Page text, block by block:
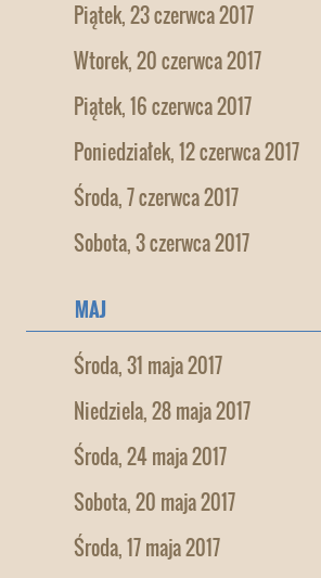
Piątek, 23 czerwca 2017
Wtorek, 20 czerwca 2017
Piątek, 16 czerwca 2017
Poniedziałek, 12 czerwca 2017
Środa, 7 czerwca 2017
Sobota, 3 czerwca 2017
MAJ
Środa, 31 maja 2017
Niedziela, 28 maja 2017
Środa, 24 maja 2017
Sobota, 20 maja 2017
Środa, 17 maja 2017